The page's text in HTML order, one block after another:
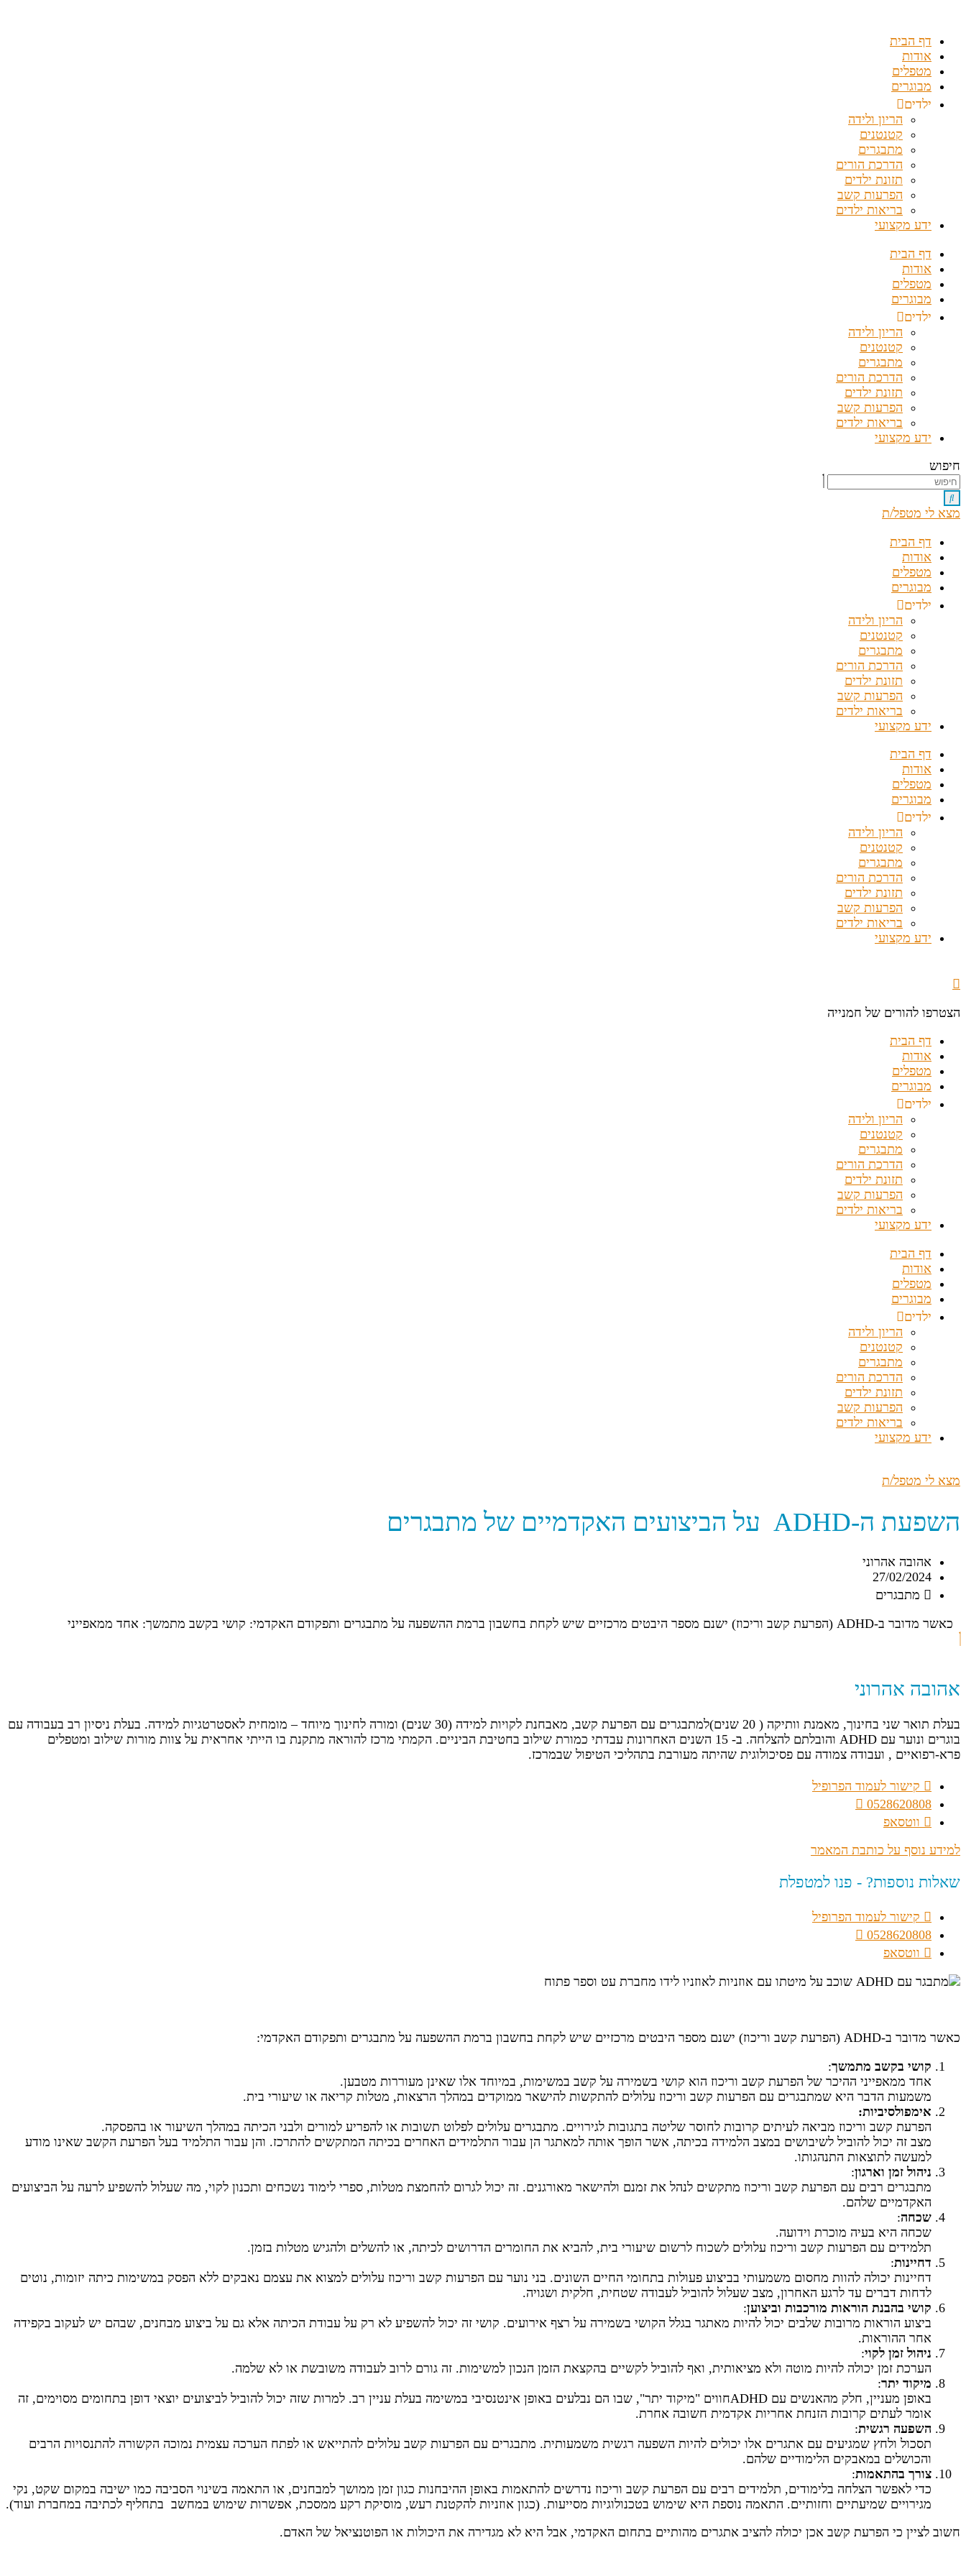
דף הבית
אודות
מטפלים
מבוגרים
ילדים
הריון ולידה
קטנטנים
מתבגרים
הדרכת הורים
תזונת ילדים
הפרעות קשב
בריאות ילדים
ידע מקצועי
דף הבית
אודות
מטפלים
מבוגרים
ילדים
הריון ולידה
קטנטנים
מתבגרים
הדרכת הורים
תזונת ילדים
הפרעות קשב
בריאות ילדים
ידע מקצועי
חיפוש
מצא לי מטפל/ת
דף הבית
אודות
מטפלים
מבוגרים
ילדים
הריון ולידה
קטנטנים
מתבגרים
הדרכת הורים
תזונת ילדים
הפרעות קשב
בריאות ילדים
ידע מקצועי
דף הבית
אודות
מטפלים
מבוגרים
ילדים
הריון ולידה
קטנטנים
מתבגרים
הדרכת הורים
תזונת ילדים
הפרעות קשב
בריאות ילדים
ידע מקצועי
הצטרפו להורים של חמנייה
דף הבית
אודות
מטפלים
מבוגרים
ילדים
הריון ולידה
קטנטנים
מתבגרים
הדרכת הורים
תזונת ילדים
הפרעות קשב
בריאות ילדים
ידע מקצועי
דף הבית
אודות
מטפלים
מבוגרים
ילדים
הריון ולידה
קטנטנים
מתבגרים
הדרכת הורים
תזונת ילדים
הפרעות קשב
בריאות ילדים
ידע מקצועי
מצא לי מטפל/ת
השפעת ה-ADHD על הביצועים האקדמיים של מתבגרים
אהובה אהרוני
27/02/2024
מתבגרים
כאשר מדובר ב-ADHD (הפרעת קשב וריכוז) ישנם מספר היבטים מרכזיים שיש לקחת בחשבון ברמת ההשפעה על מתבגרים ותפקודם האקדמי: קושי בקשב מתמשך: אחד ממאפייני
אהובה אהרוני
בעלת תואר שני בחינוך, מאמנת וותיקה ( 20 שנים)למתבגרים עם הפרעת קשב, מאבחנת לקויות למידה (30 שנים) ומורה לחינוך מיוחד – מומחית לאסטרטגיות למידה. בעלת ניסיון רב בעבודה עם
בוגרים ונוער עם ADHD והובלתם להצלחה. ב- 15 השנים האחרונות עבדתי כמורת שילוב בחטיבת הביניים. הקמתי מרכז להוראה מתקנת בו הייתי אחראית על צוות מורות שילוב ומטפלים
פרא-רפואיים , ועבודה צמודה עם פסיכולוגית שהיתה מעורבת בתהליכי הטיפול שבמרכז.
קישור לעמוד הפרופיל
0528620808
ווטסאפ
למידע נוסף על כותבת המאמר
שאלות נוספות? - פנו למטפלת
קישור לעמוד הפרופיל
0528620808
ווטסאפ
כאשר מדובר ב-ADHD (הפרעת קשב וריכוז) ישנם מספר היבטים מרכזיים שיש לקחת בחשבון ברמת ההשפעה על מתבגרים ותפקודם האקדמי:
קושי בקשב מתמשך:
אחד ממאפייני ההיכר של הפרעת קשב וריכוז הוא קושי בשמירה על קשב במשימות, במיוחד אלו שאינן מעוררות מטבען.
משמעות הדבר היא שמתבגרים עם הפרעות קשב וריכוז עלולים להתקשות להישאר ממוקדים במהלך הרצאות, מטלות קריאה או שיעורי בית.
אימפולסיביות:
הפרעת קשב וריכוז מביאה לעיתים קרובות לחוסר שליטה בתגובות לגירויים. מתבגרים עלולים לפלוט תשובות או להפריע למורים ולבני הכיתה במהלך השיעור או בהפסקה.
מצב זה יכול להוביל לשיבושים במצב הלמידה בכיתה, אשר הופך אותה למאתגר הן עבור התלמידים האחרים בכיתה המתקשים להתרכז. והן עבור התלמיד בעל הפרעת הקשב שאינו מודע
למעשה לתוצאות התנהגותו.
ניהול זמן וארגון:
מתבגרים רבים עם הפרעת קשב וריכוז מתקשים לנהל את זמנם ולהישאר מאורגנים. זה יכול לגרום להחמצת מטלות, ספרי לימוד נשכחים ותכנון לקוי, מה שעלול להשפיע לרעה על הביצועים
האקדמיים שלהם.
שכחה:
שכחה היא בעיה מוכרת וידועה.
תלמידים עם הפרעות קשב וריכוז עלולים לשכוח לרשום שיעורי בית, להביא את החומרים הדרושים לכיתה, או להשלים ולהגיש מטלות בזמן.
דחיינות:
דחיינות יכולה להוות מחסום משמעותי בביצוע פעולות בתחומי החיים השונים. בני נוער עם הפרעות קשב וריכוז עלולים למצוא את עצמם נאבקים ללא הפסק במשימות כיתה יזומות, נוטים
לדחות דברים עד לרגע האחרון, מצב שעלול להוביל לעבודה שטחית, חלקית ושגויה.
קושי בהבנת הוראות מורכבות וביצוען:
ביצוע הוראות מרובות שלבים יכול להיות מאתגר בגלל הקושי בשמירה על רצף אירועים. קושי זה יכול להשפיע לא רק על עבודת הכיתה אלא גם על ביצוע מבחנים, שבהם יש לעקוב בקפידה
אחר ההוראות.
ניהול זמן לקוי:
הערכת זמן יכולה להיות מוטה ולא מציאותית, ואף להוביל לקשיים בהקצאת הזמן הנכון למשימות. זה גורם לרוב לעבודה משובשת או לא שלמה.
מיקוד יתר:
באופן מעניין, חלק מהאנשים עם ADHDחווים "מיקוד יתר", שבו הם נבלעים באופן אינטנסיבי במשימה בעלת עניין רב. למרות שזה יכול להוביל לביצועים יוצאי דופן בתחומים מסוימים, זה
אומר לעתים קרובות הזנחת אחריות אקדמית חשובה אחרת.
השפעה רגשית:
תסכול ולחץ שמגיעים עם אתגרים אלו יכולים להיות השפעה רגשית משמעותית. מתבגרים עם הפרעות קשב עלולים להתייאש או לפתח הערכה עצמית נמוכה הקשורה להתנסויות הרבים
והכושלים במאבקים הלימודיים שלהם.
צורך בהתאמות:
כדי לאפשר הצלחה בלימודים, תלמידים רבים עם הפרעת קשב וריכוז נדרשים להתאמות באופן ההיבחנות כגון זמן ממושך למבחנים, או התאמה בשינוי הסביבה כמו ישיבה במקום שקט, נקי
מגירויים שמיעתיים וחזותיים. התאמה נוספת היא שימוש בטכנולוגיות מסייעות. (כגון אוזניות להקטנת רעש, מוסיקת רקע ממסכת, אפשרות שימוש במחשב בתחליף לכתיבה במחברת ועוד).
חשוב לציין כי הפרעת קשב אכן יכולה להציב אתגרים מהותיים בתחום האקדמי, אבל היא לא מגדירה את היכולות או הפוטנציאל של האדם.